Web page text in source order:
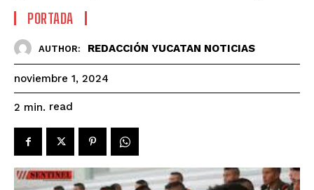
PORTADA
AUTHOR: REDACCIÓN YUCATAN NOTICIAS
noviembre 1, 2024
2 min. read